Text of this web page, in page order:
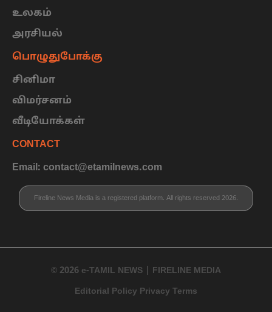
உலகம்
அரசியல்
பொழுதுபோக்கு
சினிமா
விமர்சனம்
வீடியோக்கள்
CONTACT
Email: contact@etamilnews.com
Fireline News Media is a registered platform. All rights reserved 2026.
© 2026 e-TAMIL NEWS | FIRELINE MEDIA
Editorial Policy Privacy Terms